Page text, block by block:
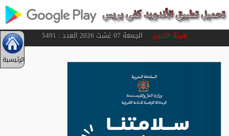
هيئة التحريرالجمعة 07 غشت 2026 العدد : 5491
الرئيسية